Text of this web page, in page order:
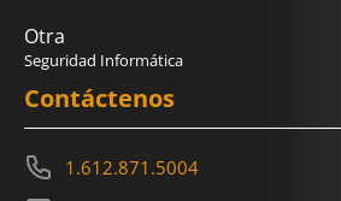
Otra
Seguridad Informática
Contáctenos
1.612.871.5004